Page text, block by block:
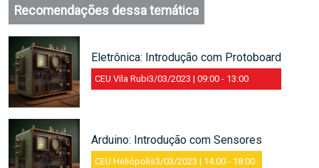
Recomendações dessa temática
Eletrônica: Introdução com Protoboard
CEU Vila Rubi3/03/2023 | 09:00 - 13:00
Arduino: Introdução com Sensores
CEU Heliópolis3/03/2023 | 14:00 - 18:00